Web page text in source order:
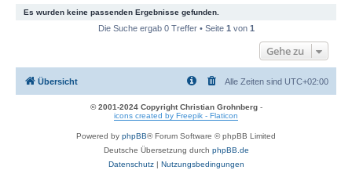
Es wurden keine passenden Ergebnisse gefunden.
Die Suche ergab 0 Treffer • Seite 1 von 1
Gehe zu
Übersicht Alle Zeiten sind UTC+02:00
© 2001-2024 Copyright Christian Grohnberg-
icons created by Freepik - Flaticon
Powered by phpBB® Forum Software © phpBB Limited
Deutsche Übersetzung durch phpBB.de
Datenschutz| Nutzungsbedingungen